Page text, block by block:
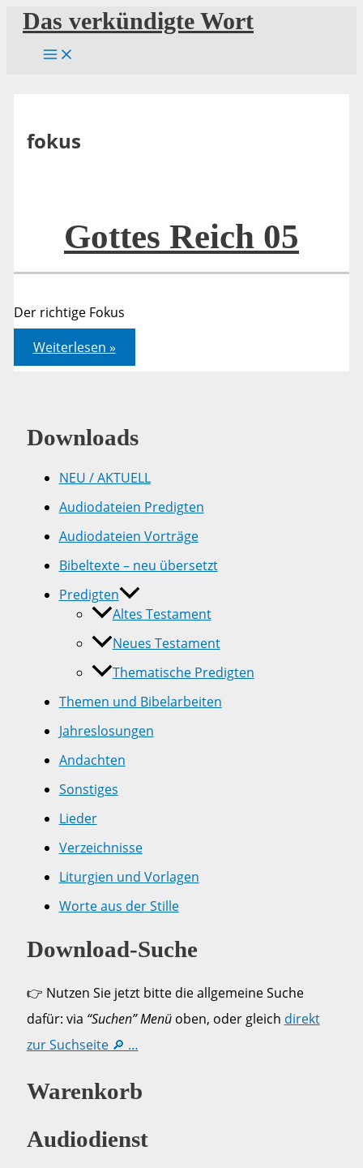
Zum
Inhalt
springen
Das verkündigte Wort
fokus
Gottes Reich 05
Der richtige Fokus
Gottes
Reich
05
Weiterlesen »
Downloads
NEU / AKTUELL
Audiodateien Predigten
Audiodateien Vorträge
Bibeltexte – neu übersetzt
Predigten
Altes Testament
Neues Testament
Thematische Predigten
Themen und Bibelarbeiten
Jahreslosungen
Andachten
Sonstiges
Lieder
Verzeichnisse
Liturgien und Vorlagen
Worte aus der Stille
Download-Suche
👉 Nutzen Sie jetzt bitte die allgemeine Suche
dafür: via “Suchen” Menüoben, oder gleich direkt
zur Suchseite 🔎 …
Warenkorb
Audiodienst